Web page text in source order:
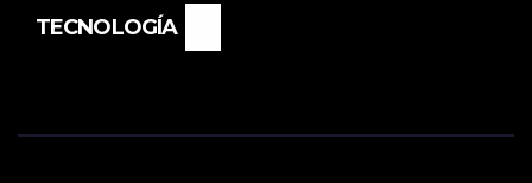
TECNOLOGÍA